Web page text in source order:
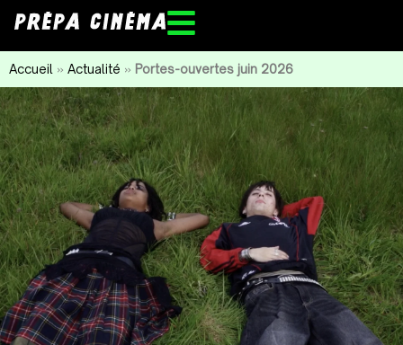
Accueil » Actualité » Portes-ouvertes juin 2026